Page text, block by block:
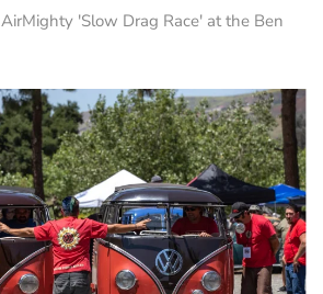
AirMighty 'Slow Drag Race' at the Ben